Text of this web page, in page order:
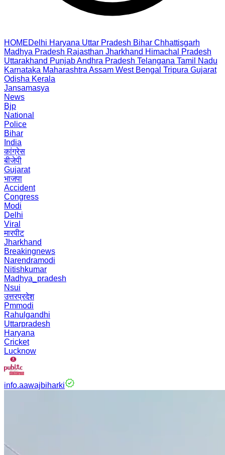
HOMEDelhi Haryana Uttar Pradesh Bihar Chhattisgarh
Madhya Pradesh Rajasthan Jharkhand Himachal Pradesh
Uttarakhand PunjabAndhra Pradesh Telangana Tamil Nadu
Karnataka Maharashtra Assam West Bengal Tripura Gujarat
Odisha Kerala
Jansamasya
News
Bjp
National
Police
Bihar
India
कांग्रेस
बीजेपी
Gujarat
भाजपा
Accident
Congress
Modi
Delhi
Viral
मारपीट
Jharkhand
Breakingnews
Narendramodi
Nitishkumar
Madhya_pradesh
Nsui
उत्तरप्रदेश
Pmmodi
Rahulgandhi
Uttarpradesh
Haryana
Cricket
Lucknow
info.aawajbiharki